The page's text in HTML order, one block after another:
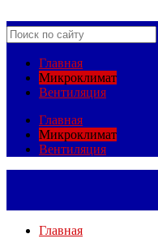
Главная
Микроклимат
Вентиляция
Главная
Микроклимат
Вентиляция
Главная